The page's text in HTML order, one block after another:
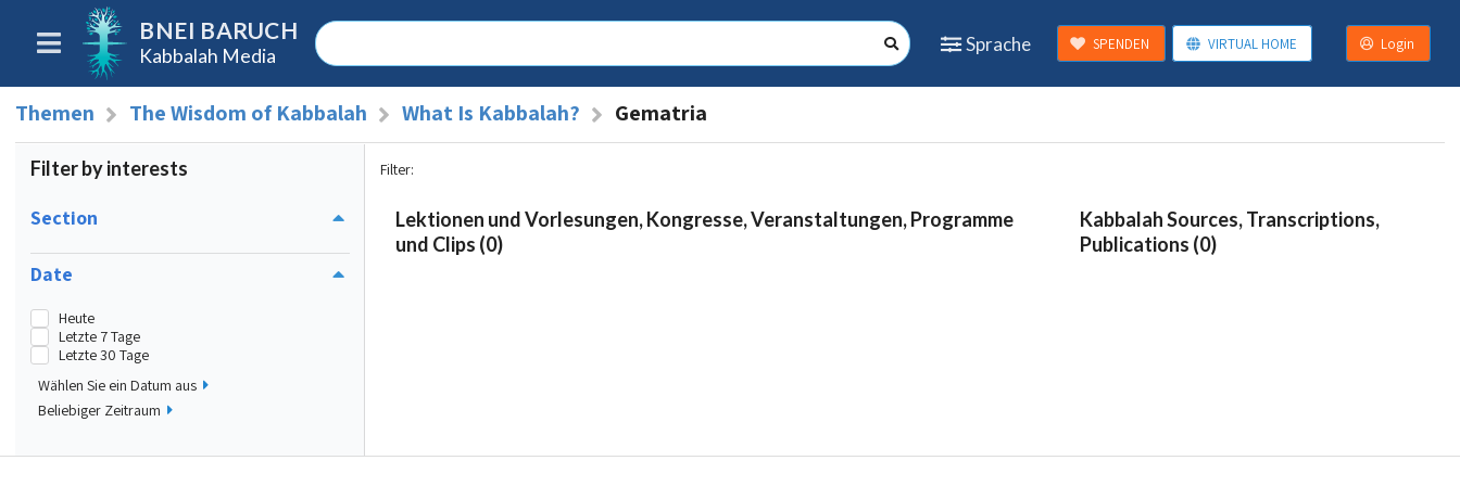
BNEI BARUCH
Kabbalah Media
Sprache SPENDEN VIRTUAL HOME Login
Themen The Wisdom of Kabbalah What Is Kabbalah? Gematria
Filter by interests
Section
Date
Heute
Letzte 7 Tage
Letzte 30 Tage
Wählen Sie ein Datum aus
Beliebiger Zeitraum
Filter:
Lektionen und Vorlesungen, Kongresse, Veranstaltungen, Programme
und Clips (0)
Kabbalah Sources, Transcriptions,
Publications (0)